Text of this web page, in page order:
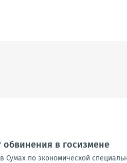
обвинения в госизмене
по экономической